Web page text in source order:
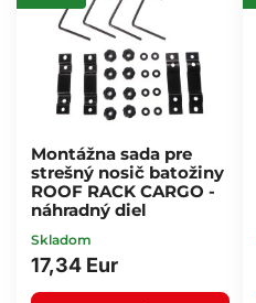
Montážna sada pre
strešný nosič batožiny
ROOF RACK CARGO -
náhradný diel
Skladom
17,34 Eur